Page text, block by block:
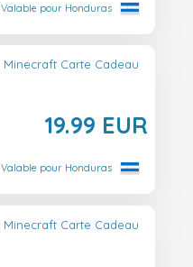
Valable pour Honduras
Minecraft Carte Cadeau
19.99 EUR
Valable pour Honduras
Minecraft Carte Cadeau